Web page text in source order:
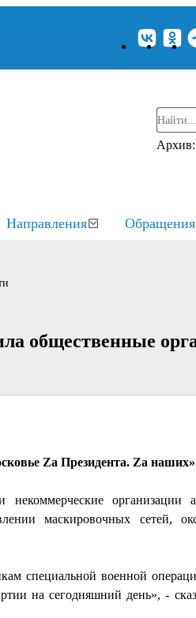
Архив:
Направления Обращения
общественные
Za Президента. Za
маскировочных сетей,
специальной военной
на сегодняшний день», -